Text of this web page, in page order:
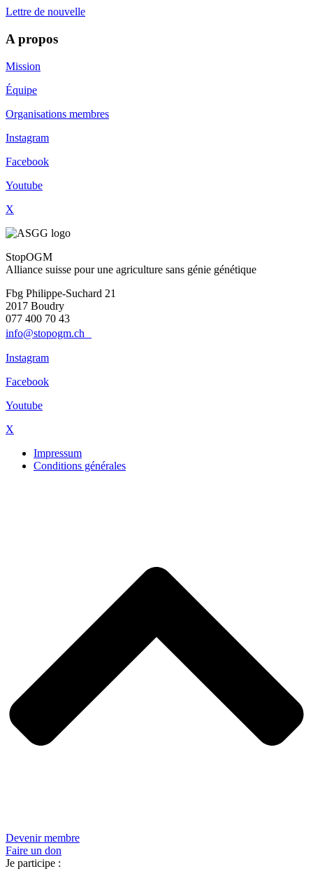
Lettre de nouvelle
A propos
Mission
Équipe
Organisations membres
Instagram
Facebook
Youtube
X
StopOGM
Alliance suisse pour une agriculture sans génie génétique
Fbg Philippe-Suchard 21
2017 Boudry
077 400 70 43
info@stopogm.ch
Instagram
Facebook
Youtube
X
Impressum
Conditions générales
Devenir membre
Faire un don
Je participe :